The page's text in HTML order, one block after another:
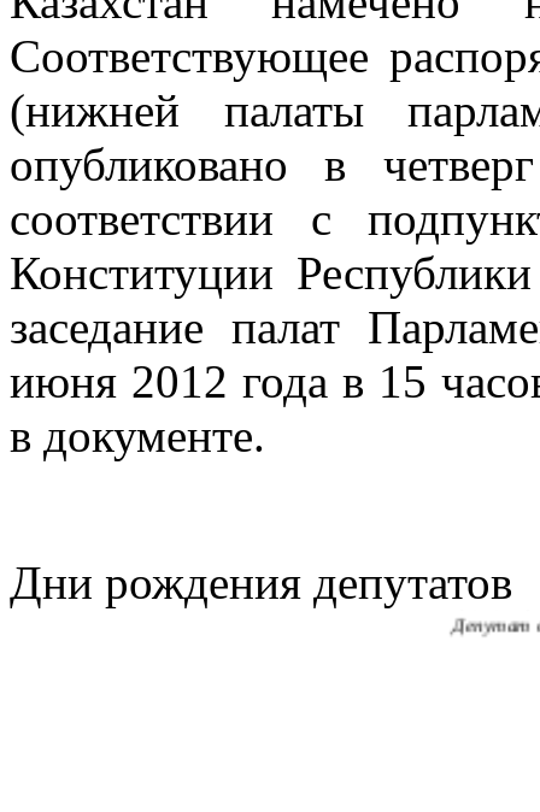
Соответствующее
(нижней палаты
опубликовано в
соответствии с
Конституции
заседание палат
июня 2012 года в 15
в документе.
Дни рождения депутатов
Депутат